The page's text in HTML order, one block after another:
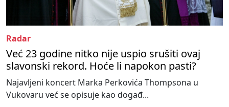
Radar
Već 23 godine nitko nije uspio srušiti ovaj
slavonski rekord. Hoće li napokon pasti?
Najavljeni koncert Marka Perkovića Thompsona u
Vukovaru već se opisuje kao događ...